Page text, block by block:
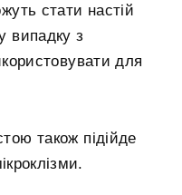
стати настій
випадку з
для
також підійде